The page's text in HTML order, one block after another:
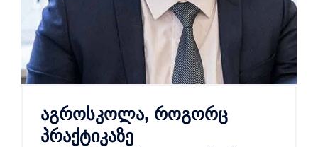
აგროსკოლა, როგორც
პრაქტიკაზე